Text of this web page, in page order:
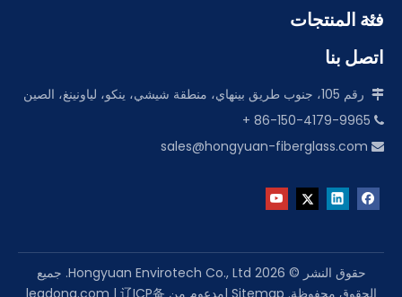
فئة المنتجات
اتصل بنا
 رقم 105، جنوب طريق بينهاي، منطقة شيشي، ينكو، لياونينغ، الصين

86-150-4179-9965 +

sales@hongyuan-fiberglass.com
حقوق النشر © 2026
Hongyuan Envirotech Co., Ltd. جميع